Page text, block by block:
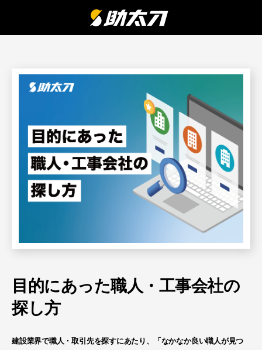
目的にあった職人・工事会社の
探し方
建設業界で職人・取引先を探すにあたり、「なかなか良い職人が見つ